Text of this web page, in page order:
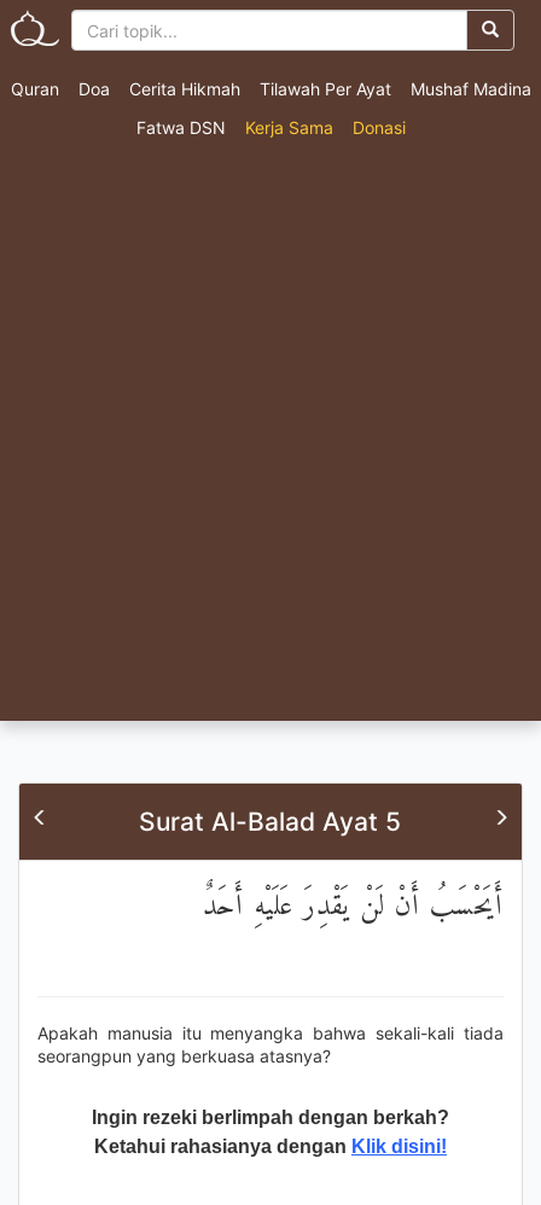
Quran Doa Cerita Hikmah Tilawah Per Ayat
Mushaf Madina
Fatwa DSN
Kerja Sama Donasi
Surat Al-Balad Ayat 5
أَيَحْسَبُ أَنْ لَنْ يَقْدِرَ عَلَيْهِ أَحَدٌ
Apakah manusia itu menyangka bahwa sekali-kali tiada
seorangpun yang berkuasa atasnya?
Ingin rezeki berlimpah dengan berkah?
Ketahui rahasianya dengan Klik disini!